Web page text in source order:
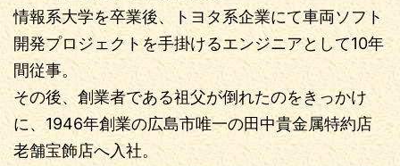
情報系大学を卒業後、トヨタ系企業にて車両ソフト
開発プロジェクトを手掛けるエンジニアとして10年
間従事。
その後、創業者である祖父が倒れたのをきっかけ
に、1946年創業の広島市唯一の田中貴金属特約店
老舗宝飾店へ入社。